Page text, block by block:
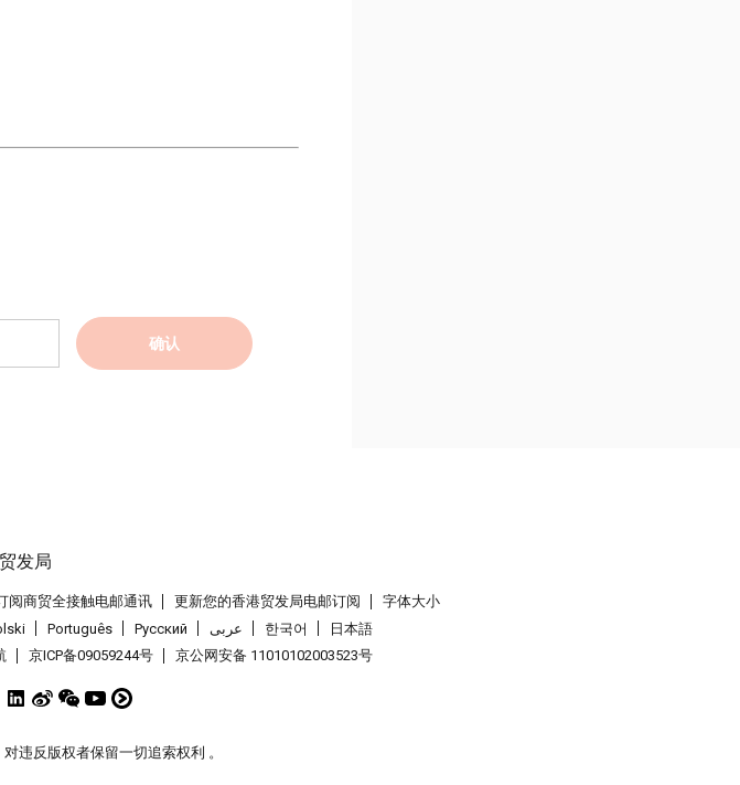
确认
阅商贸全接触电邮通讯 更新您的香港贸发局电邮订阅
字体大小
Português Pусский عربى 한국어
日本語
京ICP备09059244号 京公网安备 11010102003523号
违反版权者保留一切追索权利 。